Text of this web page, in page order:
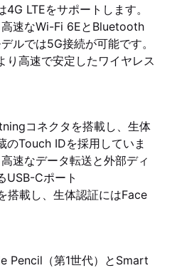
LTEをサポートします。
速なWi-Fi 6EとBluetooth
ルでは5G接続が可能です。
り高速で安定したワイヤレス
コネクタを搭載し、生体
のTouch IDを採用していま
速なデータ転送と外部ディ
USB-Cポート
搭載し、生体認証にはFace
Pencil（第1世代）とSmart